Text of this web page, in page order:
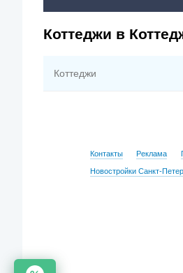
Коттеджи в
Коттеджи
Контакты Реклама
Новостройки Санкт-